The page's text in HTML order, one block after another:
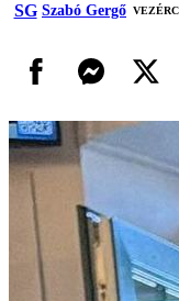
SG Szabó Gergő